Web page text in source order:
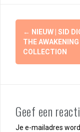
← NIEUW | SID
THE AWAKENING
COLLECTION
Geef een
Je e-mailadres